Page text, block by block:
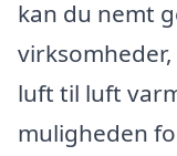
kan du nemt
luft til luft
muligheden